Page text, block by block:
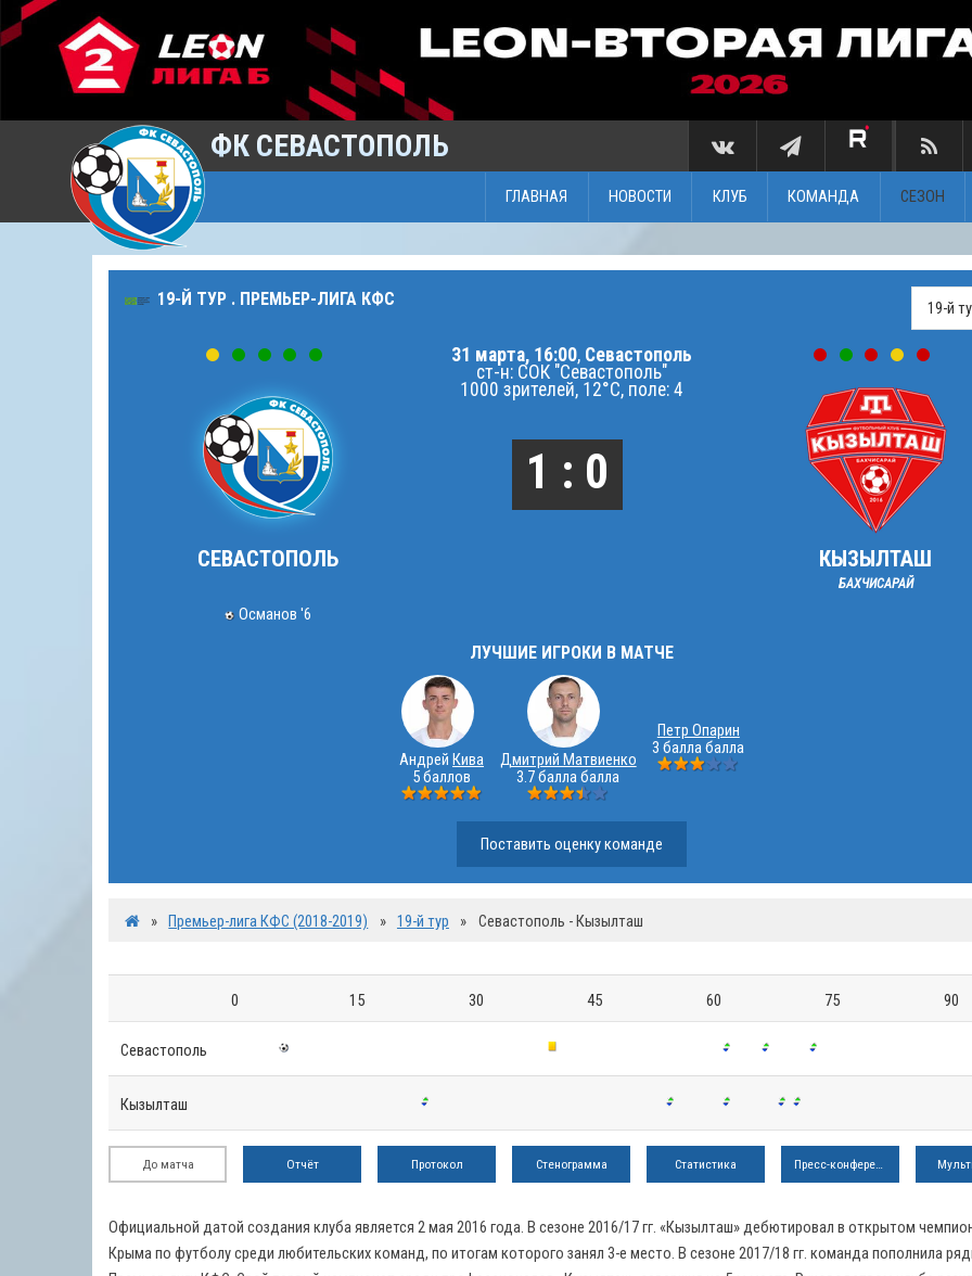
ФК СЕВАСТОПОЛЬ
ГЛАВНАЯ НОВОСТИ КЛУБ КОМАНДА СЕЗОН
19-Й ТУР . ПРЕМЬЕР-ЛИГА КФС
СЕВАСТОПОЛЬ
Османов '6
31 марта, 16:00, Севастополь
ст-н: СОК "Севастополь"
1000 зрителей, 12°C, поле: 4
1 : 0
КЫЗЫЛТАШ
БАХЧИСАРАЙ
ЛУЧШИЕ ИГРОКИ В МАТЧЕ
Андрей Кива
5 баллов
Дмитрий Матвиенко
3.7 балла балла
Петр Опарин
3 балла балла
Поставить оценку команде
» Премьер-лига КФС (2018-2019) » 19-й тур » Севастополь - Кызылташ
0 15 30 45 60 75 90
Севастополь
Кызылташ
До матча Отчёт Протокол Стенограмма Статистика Пресс-конференция
Официальной датой создания клуба является 2 мая 2016 года. В сезоне 2016/17 гг. «Кызылташ» дебютировал в открытом
Крыма по футболу среди любительских команд, по итогам которого занял 3-е место. В сезоне 2017/18 гг. команда пополнила